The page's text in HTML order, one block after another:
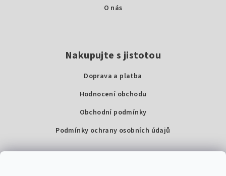
O nás
Nakupujte s jistotou
Doprava a platba
Hodnocení obchodu
Obchodní podmínky
Podmínky ochrany osobních údajů